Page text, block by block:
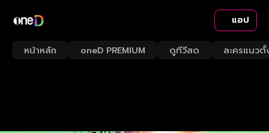
แอป
หน้าหลัก oneD PREMIUM ดูทีวีสด ละครแนวตั้